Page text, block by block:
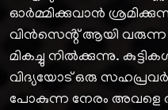
ഓർമ്മിക്കുവാൻ
വിൻസെൻ്റ് ആയി വരുന്ന
മികച്ചു നിൽക്കുന്നു.
വിദ്യയോട് ഒരു
പോകുന്ന നേരം